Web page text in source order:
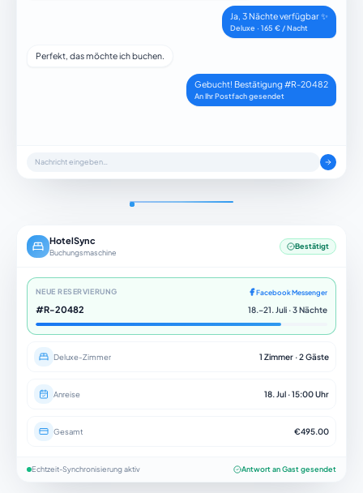
Ja, 3 Nächte verfügbar ✨
Deluxe · 165 € / Nacht
Perfekt, das möchte ich buchen.
Gebucht! Bestätigung #R-20482
An Ihr Postfach gesendet
Nachricht eingeben…
HotelSync
Buchungsmaschine
Bestätigt
NEUE RESERVIERUNG Facebook Messenger
#R-20482 18.–21. Juli · 3 Nächte
Deluxe-Zimmer 1 Zimmer · 2 Gäste
Anreise 18. Jul · 15:00 Uhr
Gesamt €495.00
Echtzeit-Synchronisierung aktiv Antwort an Gast gesendet